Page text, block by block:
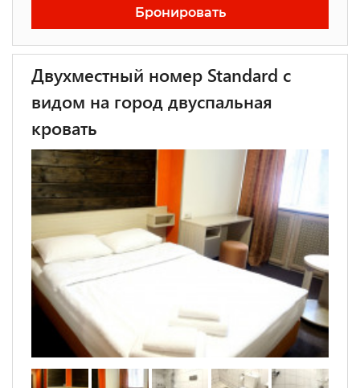
Бронировать
Двухместный номер Standard с
видом на город двуспальная
кровать